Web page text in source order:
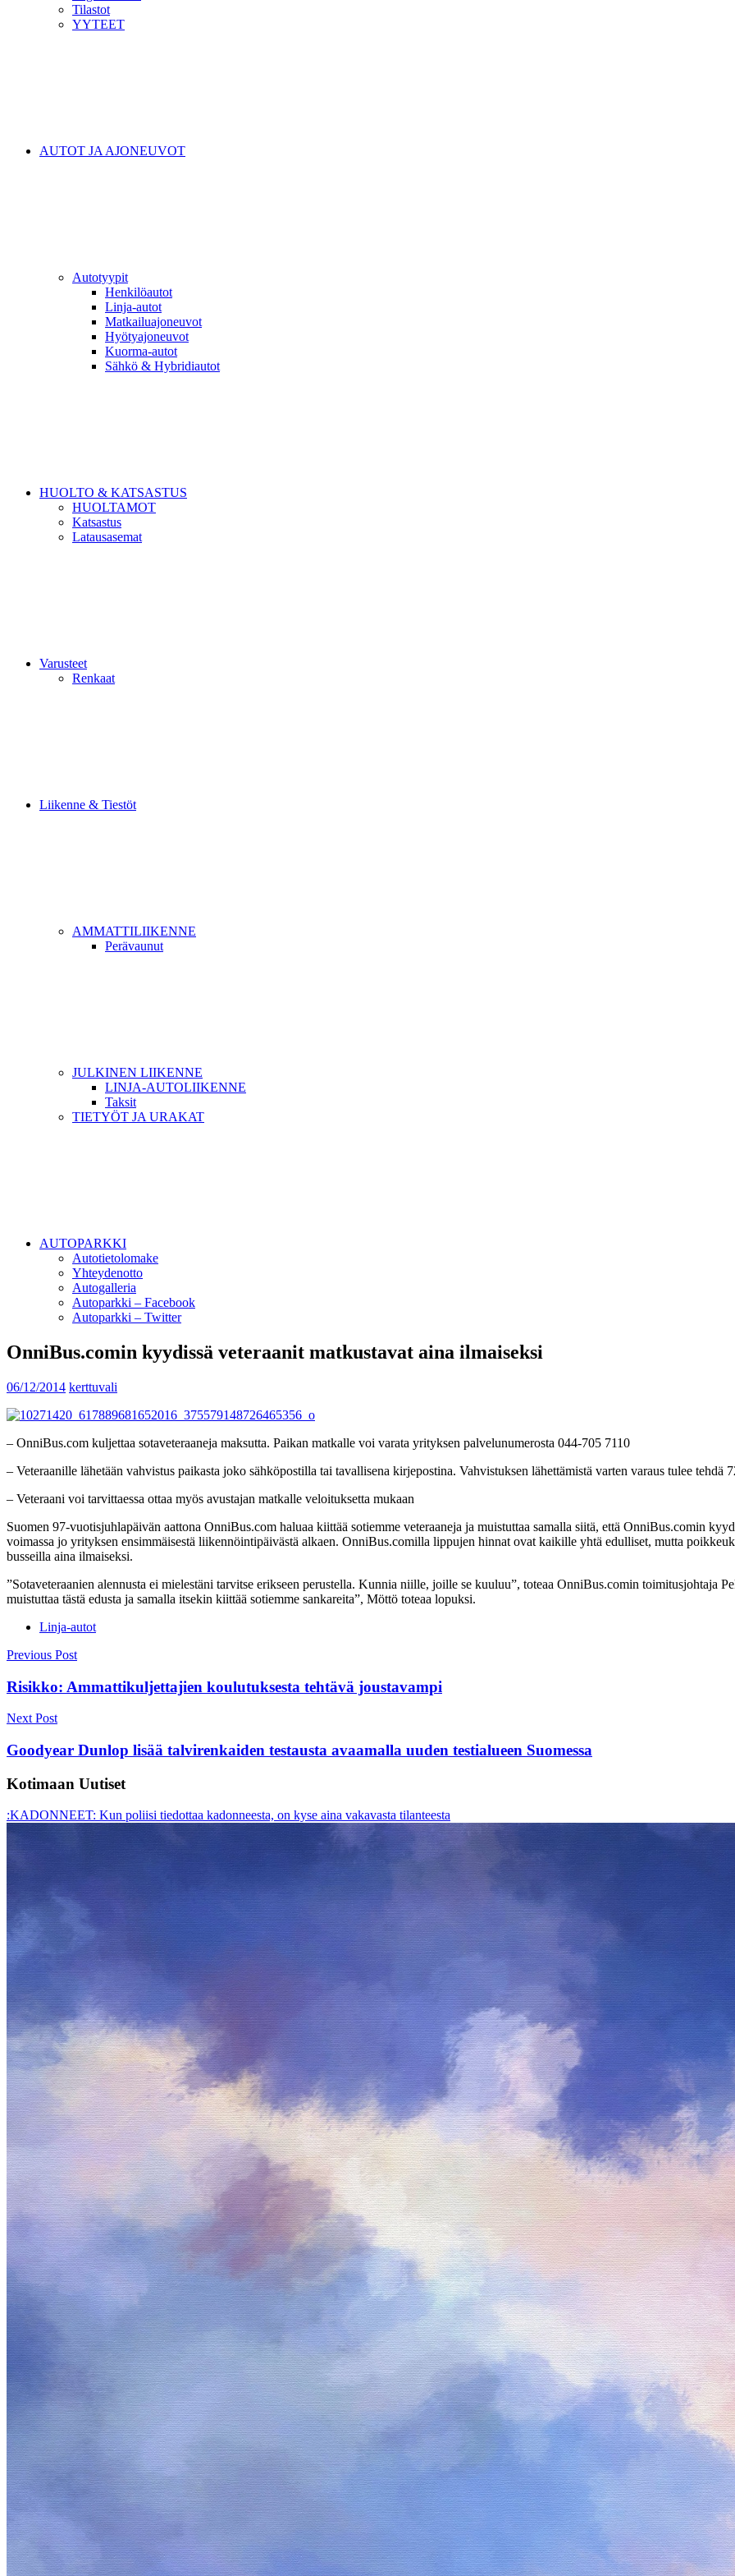
Tilastot
YYTEET
AUTOT JA AJONEUVOT
Autotyypit
Henkilöautot
Linja-autot
Matkailuajoneuvot
Hyötyajoneuvot
Kuorma-autot
Sähkö & Hybridiautot
HUOLTO & KATSASTUS
HUOLTAMOT
Katsastus
Latausasemat
Varusteet
Renkaat
Liikenne & Tiestöt
AMMATTILIIKENNE
Perävaunut
JULKINEN LIIKENNE
LINJA-AUTOLIIKENNE
Taksit
TIETYÖT JA URAKAT
AUTOPARKKI
Autotietolomake
Yhteydenotto
Autogalleria
Autoparkki – Facebook
Autoparkki – Twitter
OnniBus.comin kyydissä veteraanit matkustavat aina ilmaiseksi
06/12/2014 kerttuvali
– OnniBus.com kuljettaa sotaveteraaneja maksutta. Paikan matkalle voi varata yrityksen palvelunumerosta 044-705 7110
– Veteraanille lähetään vahvistus paikasta joko sähköpostilla tai tavallisena kirjepostina. Vahvistuksen lähettämistä varten varaus tulee tehdä
– Veteraani voi tarvittaessa ottaa myös avustajan matkalle veloituksetta mukaan
Suomen 97-vuotisjuhlapäivän aattona OnniBus.com haluaa kiittää sotiemme veteraaneja ja muistuttaa samalla siitä, että OnniBus.comin
voimassa jo yrityksen ensimmäisestä liikennöintipäivästä alkaen. OnniBus.comilla lippujen hinnat ovat kaikille yhtä edulliset, mutta
busseilla aina ilmaiseksi.
”Sotaveteraanien alennusta ei mielestäni tarvitse erikseen perustella. Kunnia niille, joille se kuuluu”, toteaa OnniBus.comin toimitusjohtaja
muistuttaa tästä edusta ja samalla itsekin kiittää sotiemme sankareita”, Möttö toteaa lopuksi.
Linja-autot
Post
navigation
Previous Post
Risikko: Ammattikuljettajien koulutuksesta tehtävä joustavampi
Next Post
Goodyear Dunlop lisää talvirenkaiden testausta avaamalla uuden testialueen Suomessa
Kotimaan Uutiset
:KADONNEET: Kun poliisi tiedottaa kadonneesta, on kyse aina vakavasta tilanteesta